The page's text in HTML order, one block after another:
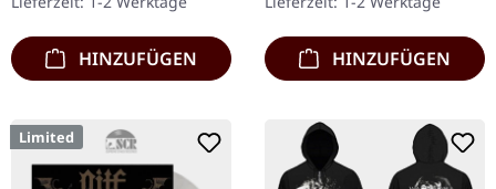
avantgardistischen
Black…
HINZUFÜGEN
12" Doppel-Vinyl mit…
HINZUFÜGEN
Limited